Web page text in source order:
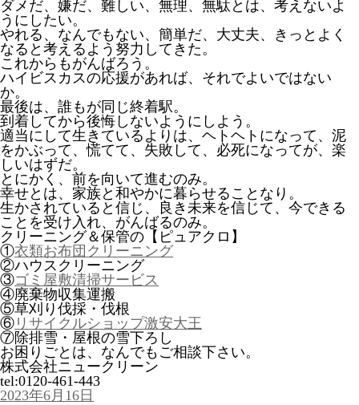
ダメだ、嫌だ、難しい、無理、無駄とは、考えないよ
うにしたい。
やれる、なんでもない、簡単だ、大丈夫、きっとよく
なると考えるよう努力してきた。
これからもがんばろう。
ハイビスカスの応援があれば、それでよいではない
か。
最後は、誰もが同じ終着駅。
到着してから後悔しないようにしよう。
適当にして生きているよりは、ヘトヘトになって、泥
をかぶって、慌てて、失敗して、必死になってが、楽
しいはずだ。
とにかく、前を向いて進むのみ。
幸せとは、家族と和やかに暮らせることなり。
生かされていると信じ、良き未来を信じて、今できる
ことを受け入れ、がんばるのみ。
クリーニング＆保管の【ピュアクロ】
①衣類お布団クリーニング
②ハウスクリーニング
③ゴミ屋敷清掃サービス
④廃棄物収集運搬
⑤草刈り伐採・伐根
⑥ リサイクルショップ激安大王
⑦除排雪・屋根の雪下ろし
お困りごとは、なんでもご相談下さい。
株式会社ニュークリーン
tel:0120-461-443
投
2023年6月16日